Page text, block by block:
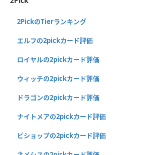
2PickのTierランキング
エルフの2pickカード評価
ロイヤルの2pickカード評価
ウィッチの2pickカード評価
ドラゴンの2pickカード評価
ナイトメアの2pickカード評価
ビショップの2pickカード評価